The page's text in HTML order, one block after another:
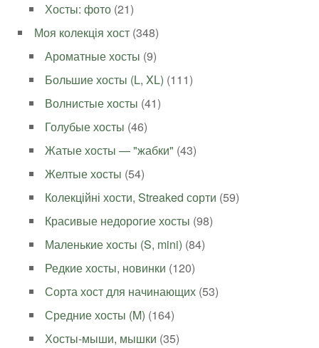
Хосты: фото (21)
Моя колекція хост (348)
Ароматные хосты (9)
Большие хосты (L, XL) (111)
Волнистые хосты (41)
Голубые хосты (46)
Жатые хосты — "жабки" (43)
Желтые хосты (54)
Колекційні хости, Streaked сорти (59)
Красивые недорогие хосты (98)
Маленькие хосты (S, mini) (84)
Редкие хосты, новинки (120)
Сорта хост для начинающих (53)
Средние хосты (M) (164)
Хосты-мыши, мышки (35)